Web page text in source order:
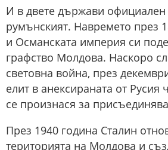
И в двете държави официален
румънският. Навремето през
и Османската империя си
графство Молдова. Наскоро
световна война, през
елит в анексираната от Русия
се произнася за
През 1940 година Сталин
територията на Молдова и